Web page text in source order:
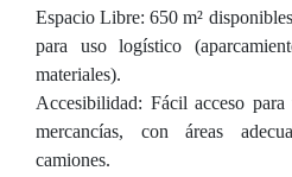
Espacio Libre: 650 m²
para uso logístico
materiales).
Accesibilidad: Fácil acceso
mercancías, con áreas
camiones.